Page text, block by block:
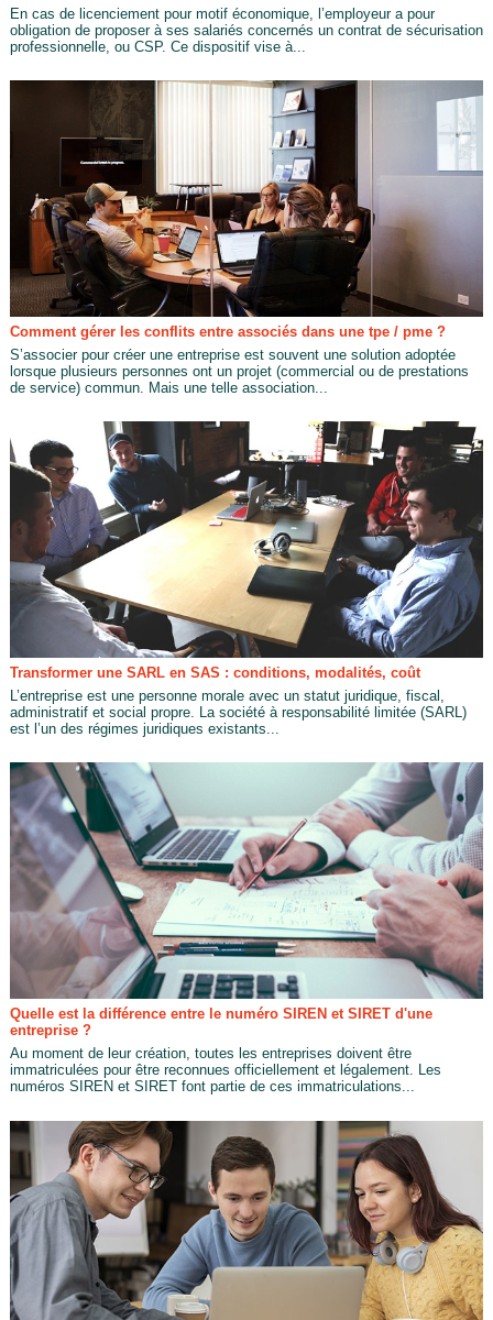
En cas de licenciement pour motif économique, l’employeur a pour
obligation de proposer à ses salariés concernés un contrat de sécurisation
professionnelle, ou CSP. Ce dispositif vise à...
Comment gérer les conflits entre associés dans une tpe / pme ?
S’associer pour créer une entreprise est souvent une solution adoptée
lorsque plusieurs personnes ont un projet (commercial ou de prestations
de service) commun. Mais une telle association...
Transformer une SARL en SAS : conditions, modalités, coût
L’entreprise est une personne morale avec un statut juridique, fiscal,
administratif et social propre. La société à responsabilité limitée (SARL)
est l’un des régimes juridiques existants...
Quelle est la différence entre le numéro SIREN et SIRET d'une
entreprise ?
Au moment de leur création, toutes les entreprises doivent être
immatriculées pour être reconnues officiellement et légalement. Les
numéros SIREN et SIRET font partie de ces immatriculations...